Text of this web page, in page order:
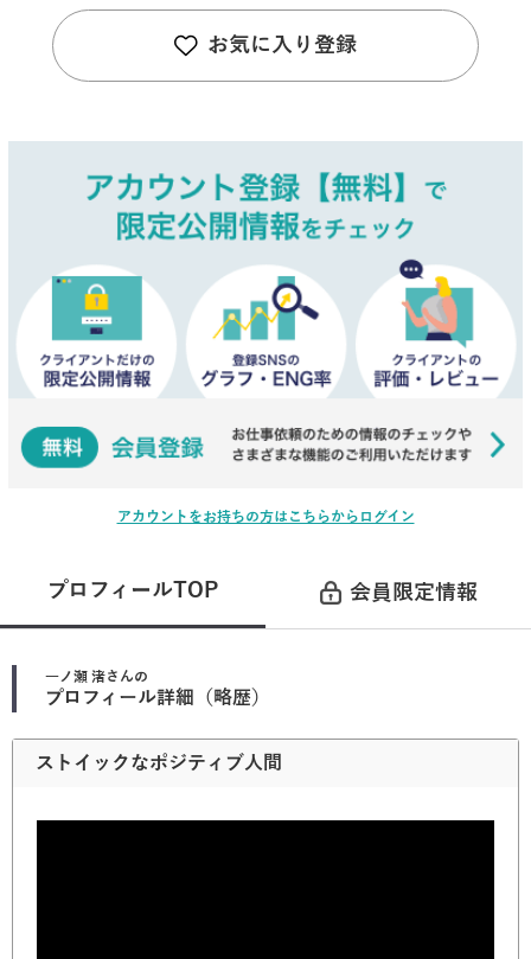
お気に入り登録
アカウントをお持ちの方はこちらからログイン
プロフィールTOP 会員限定情報
一ノ瀬 渚さんの
プロフィール詳細（略歴）
ストイックなポジティブ人間